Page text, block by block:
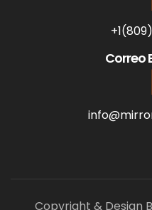
Correo
Copyright & Design